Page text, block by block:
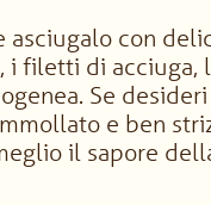
con
di acciuga,
Se
e ben
il sapore